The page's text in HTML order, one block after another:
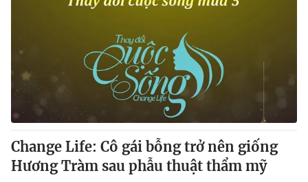
Change Life: Cô gái bỗng trở nên giống
Hương Tràm sau phẫu thuật thẩm mỹ